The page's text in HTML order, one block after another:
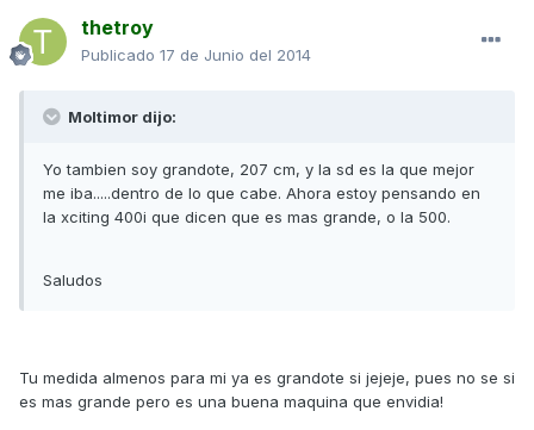
thetroy
Publicado 17 de Junio del 2014
Moltimor dijo:
Yo tambien soy grandote, 207 cm, y la sd es la que mejor
me iba.....dentro de lo que cabe. Ahora estoy pensando en
la xciting 400i que dicen que es mas grande, o la 500.
Saludos
Tu medida almenos para mi ya es grandote si jejeje, pues no se si
es mas grande pero es una buena maquina que envidia!